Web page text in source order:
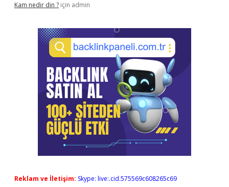
Kam nedir din ? için admin
Reklam ve İletişim: Skype: live:.cid.575569c608265c69